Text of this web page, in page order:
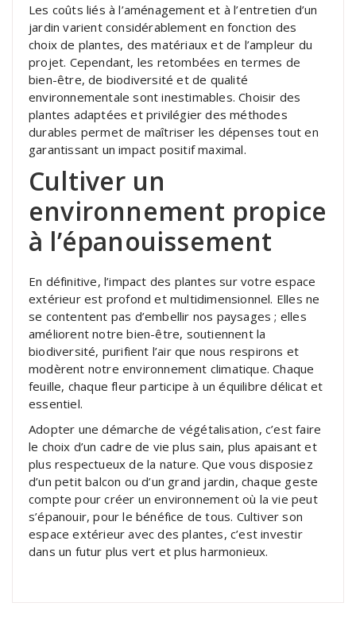
Les coûts liés à l’aménagement et à l’entretien d’un
jardin varient considérablement en fonction des
choix de plantes, des matériaux et de l’ampleur du
projet. Cependant, les retombées en termes de
bien-être, de biodiversité et de qualité
environnementale sont inestimables. Choisir des
plantes adaptées et privilégier des méthodes
durables permet de maîtriser les dépenses tout en
garantissant un impact positif maximal.
Cultiver un
environnement propice
à l’épanouissement
En définitive, l’impact des plantes sur votre espace
extérieur est profond et multidimensionnel. Elles ne
se contentent pas d’embellir nos paysages ; elles
améliorent notre bien-être, soutiennent la
biodiversité, purifient l’air que nous respirons et
modèrent notre environnement climatique. Chaque
feuille, chaque fleur participe à un équilibre délicat et
essentiel.
Adopter une démarche de végétalisation, c’est faire
le choix d’un cadre de vie plus sain, plus apaisant et
plus respectueux de la nature. Que vous disposiez
d’un petit balcon ou d’un grand jardin, chaque geste
compte pour créer un environnement où la vie peut
s’épanouir, pour le bénéfice de tous. Cultiver son
espace extérieur avec des plantes, c’est investir
dans un futur plus vert et plus harmonieux.